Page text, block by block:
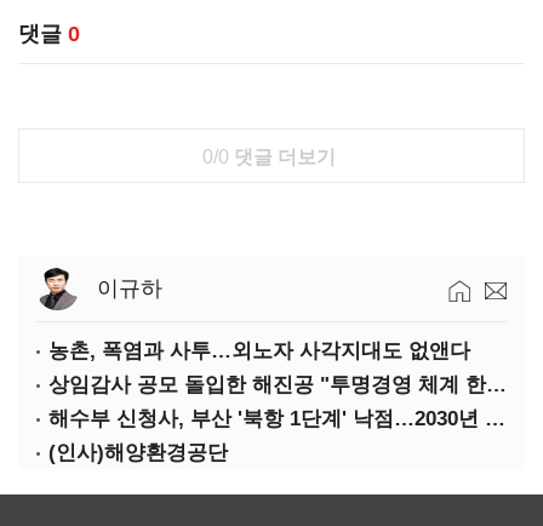
댓글 0
0/0 댓글 더보기
이규하
농촌, 폭염과 사투…외노자 사각지대도 없앤다
상임감사 공모 돌입한 해진공 "투명경영 체계 한층 강화"
해수부 신청사, 부산 '북항 1단계' 낙점…2030년 완공 목표
(인사)해양환경공단